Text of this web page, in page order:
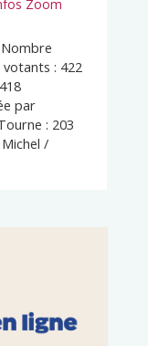
Zoom
: 422
par
: 203
/